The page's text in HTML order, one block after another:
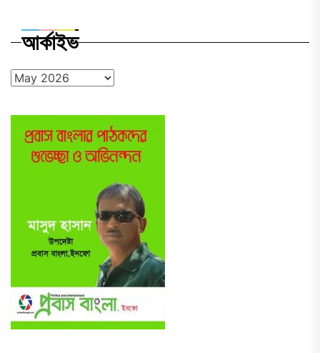
আর্কাইভ
আর্কাইভ